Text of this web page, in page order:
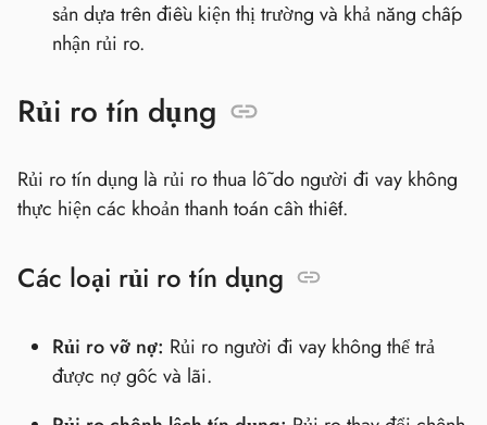
sản dựa trên điều kiện thị trường và khả năng chấp
nhận rủi ro.
Rủi ro tín dụng
Rủi ro tín dụng là rủi ro thua lỗ do người đi vay không
thực hiện các khoản thanh toán cần thiết.
Các loại rủi ro tín dụng
Rủi ro vỡ nợ: Rủi ro người đi vay không thể trả
được nợ gốc và lãi.